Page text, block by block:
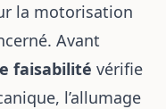
la motorisation
Avant
faisabilité vérifie
l’allumage